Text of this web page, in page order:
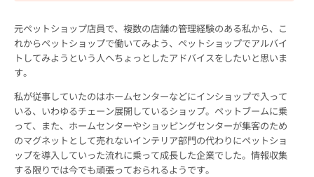
元ペットショップ店員で、複数の店舗の管理経験のある私から、こ
れからペットショップで働いてみよう、ペットショップでアルバイ
トしてみようという人へちょっとしたアドバイスをしたいと思いま
す。
私が従事していたのはホームセンターなどにインショップで入って
いる、いわゆるチェーン展開しているショップ。ペットブームに乗
って、また、ホームセンターやショッピングセンターが集客のため
のマグネットとして売れないインテリア部門の代わりにペットショ
ップを導入していった流れに乗って成長した企業でした。情報収集
する限りでは今でも頑張っておられるようです。